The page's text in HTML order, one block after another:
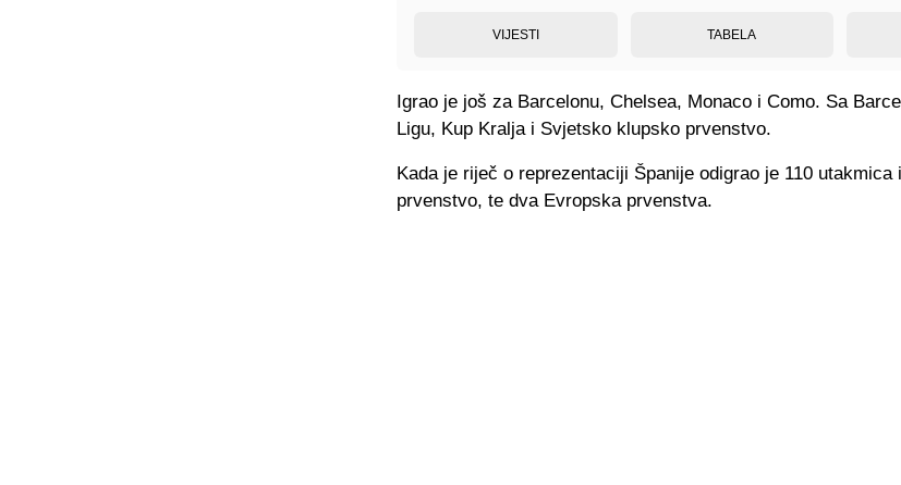
VIJESTI TABELA
Igrao je još za Barcelonu, Chelsea, Monaco i Como. Sa
Ligu, Kup Kralja i Svjetsko klupsko prvenstvo.
Kada je riječ o reprezentaciji Španije odigrao je 110
prvenstvo, te dva Evropska prvenstva.